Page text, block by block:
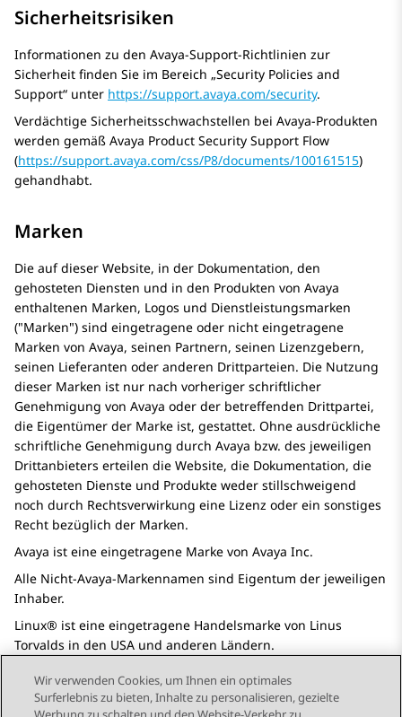
Sicherheitsrisiken
Informationen zu den Avaya-Support-Richtlinien zur
Sicherheit finden Sie im Bereich „Security Policies and
Support“ unter https://support.avaya.com/security.
Verdächtige Sicherheitsschwachstellen bei Avaya-Produkten
werden gemäß Avaya Product Security Support Flow
(https://support.avaya.com/css/P8/documents/100161515)
gehandhabt.
Marken
Die auf dieser Website, in der Dokumentation, den
gehosteten Diensten und in den Produkten von Avaya
enthaltenen Marken, Logos und Dienstleistungsmarken
( Marken ) sind eingetragene oder nicht eingetragene
Marken von Avaya, seinen Partnern, seinen Lizenzgebern,
seinen Lieferanten oder anderen Drittparteien. Die Nutzung
dieser Marken ist nur nach vorheriger schriftlicher
Genehmigung von Avaya oder der betreffenden Drittpartei,
die Eigentümer der Marke ist, gestattet. Ohne ausdrückliche
schriftliche Genehmigung durch Avaya bzw. des jeweiligen
Drittanbieters erteilen die Website, die Dokumentation, die
gehosteten Dienste und Produkte weder stillschweigend
noch durch Rechtsverwirkung eine Lizenz oder ein sonstiges
Recht bezüglich der Marken.
Avaya ist eine eingetragene Marke von Avaya Inc.
Alle Nicht-Avaya-Markennamen sind Eigentum der jeweiligen
Inhaber.
Linux® ist eine eingetragene Handelsmarke von Linus
Torvalds in den USA und anderen Ländern.
Wir verwenden Cookies, um Ihnen ein optimales
Surferlebnis zu bieten, Inhalte zu personalisieren, gezielte